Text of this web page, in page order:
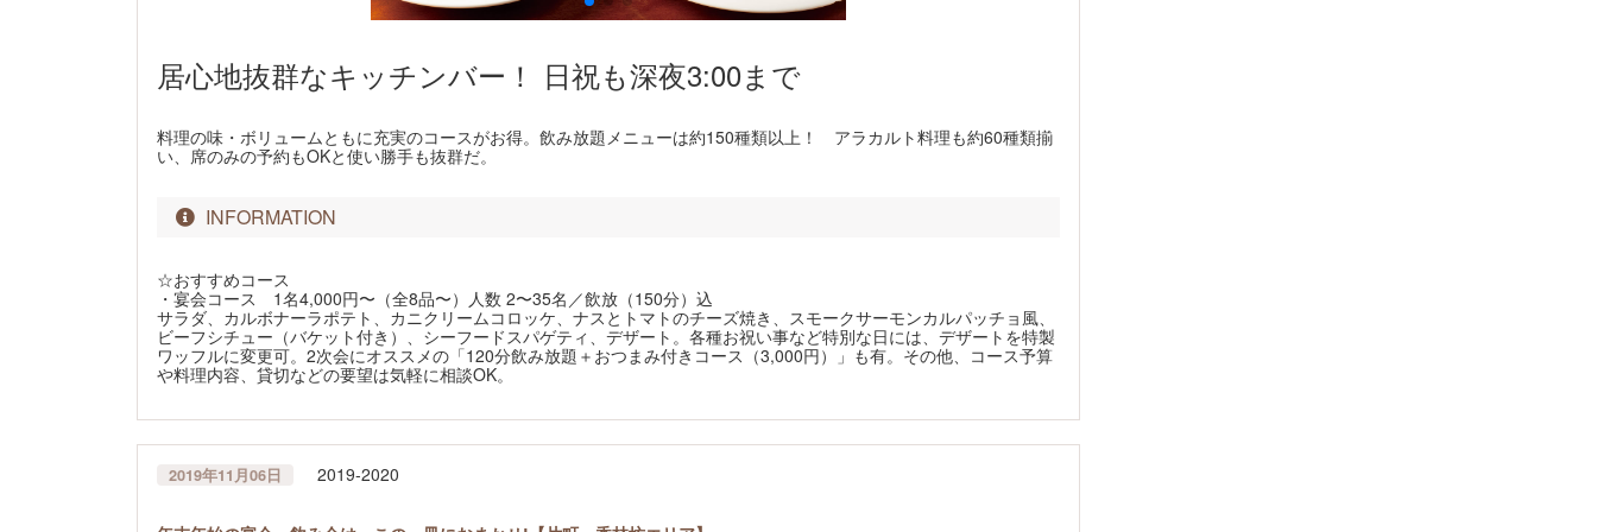
居心地抜群なキッチンバー！ 日祝も深夜3:00まで
料理の味・ボリュームともに充実のコースがお得。飲み放題メニューは約150種類以上！ アラカルト料理も約60種類揃
い、席のみの予約もOKと使い勝手も抜群だ。
INFORMATION
☆おすすめコース
・宴会コース 1名4,000円〜（全8品〜）人数 2〜35名／飲放（150分）込
サラダ、カルボナーラポテト、カニクリームコロッケ、ナスとトマトのチーズ焼き、スモークサーモンカルパッチョ風、
ビーフシチュー（バケット付き）、シーフードスパゲティ、デザート。各種お祝い事など特別な日には、デザートを特製
ワッフルに変更可。2次会にオススメの「120分飲み放題＋おつまみ付きコース（3,000円）」も有。その他、コース予算
や料理内容、貸切などの要望は気軽に相談OK。
2019年11月06日 2019-2020